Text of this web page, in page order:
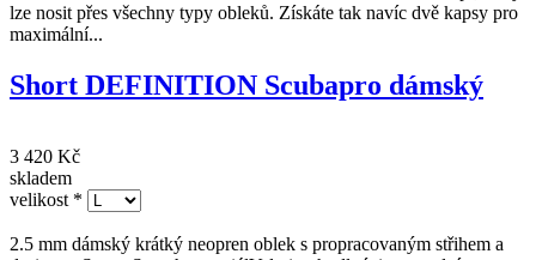
KRÁTKÉ KALHOTY HYBRID CARGOUnikátní koncept, který
lze nosit přes všechny typy obleků. Získáte tak navíc dvě kapsy pro
Short DEFINITION Scubapro dámský
3 420 Kč
skladem